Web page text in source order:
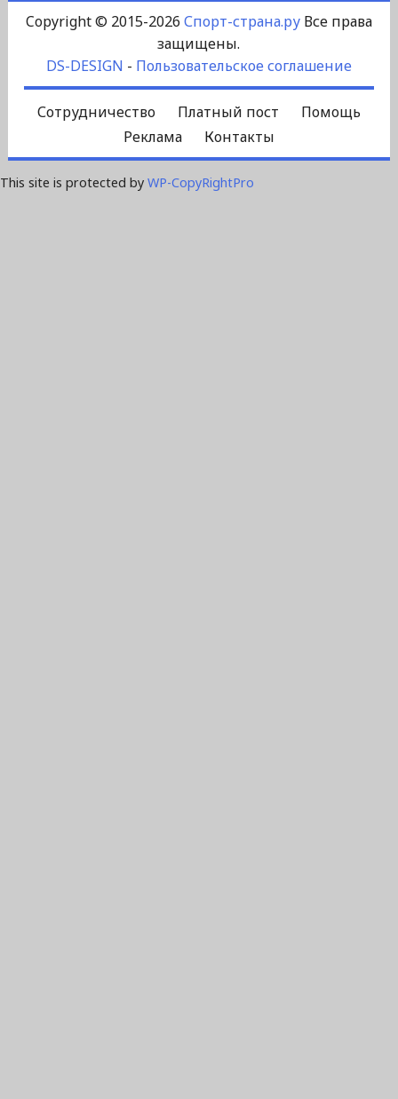
Copyright © 2015-2026 Спорт-страна.руВсе права
защищены.
DS-DESIGN - Пользовательское соглашение
Сотрудничество Платный пост
Помощь
Реклама
Контакты
This site is protected by WP-CopyRightPro